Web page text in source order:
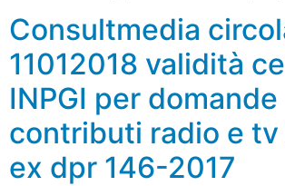
Consultmedia
11012018 validità
INPGI per domande
contributi radio e tv
ex dpr 146-2017